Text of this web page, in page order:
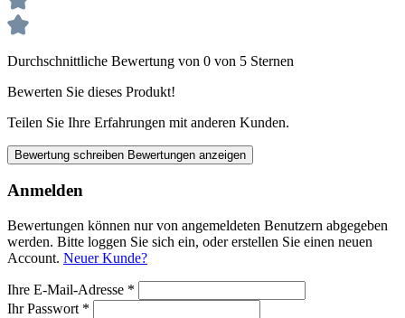
Durchschnittliche Bewertung von 0 von 5 Sternen
Bewerten Sie dieses Produkt!
Teilen Sie Ihre Erfahrungen mit anderen Kunden.
Bewertung schreiben Bewertungen anzeigen
Anmelden
Bewertungen können nur von angemeldeten Benutzern abgegeben
werden. Bitte loggen Sie sich ein, oder erstellen Sie einen neuen
Account. Neuer Kunde?
Ihre E-Mail-Adresse *
Ihr Passwort *